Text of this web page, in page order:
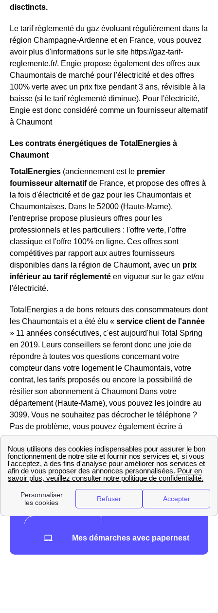
disctincts.
Le tarif réglementé du gaz évoluant régulièrement dans la
région Champagne-Ardenne et en France, vous pouvez
avoir plus d'informations sur le site https://gaz-tarif-
reglemente.fr/. Engie propose également des offres aux
Chaumontais de marché pour l'électricité et des offres
100% verte avec un prix fixe pendant 3 ans, révisible à la
baisse (si le tarif réglementé diminue). Pour l'électricité,
Engie est donc considéré comme un fournisseur alternatif
à Chaumont
Les contrats énergétiques de TotalEnergies à
Chaumont
TotalEnergies (anciennement est le premier
fournisseur alternatifde France, et propose des offres à
la fois d'électricité et de gaz pour les Chaumontais et
Chaumontaises. Dans le 52000 (Haute-Marne),
l'entreprise propose plusieurs offres pour les
professionnels et les particuliers : l'offre verte, l'offre
classique et l'offre 100% en ligne. Ces offres sont
compétitives par rapport aux autres fournisseurs
disponibles dans la région de Chaumont, avec un prix
inférieur au tarif réglementé en vigueur sur le gaz et/ou
l'électricité.
TotalEnergies a de bons retours des consommateurs dont
les Chaumontais et a été élu « service client de l'année
» 11 années consécutives, c'est aujourd'hui Total Spring
en 2019. Leurs conseillers se feront donc une joie de
répondre à toutes vos questions concernant votre
compteur dans votre logement le Chaumontais, votre
contrat, les tarifs proposés ou encore la possibilité de
résilier son abonnement à Chaumont Dans votre
département (Haute-Marne), vous pouvez les joindre au
3099. Vous ne souhaitez pas décrocher le téléphone ?
Pas de problème, vous pouvez également écrire à
TotalEnergies Chaumont depuis votre espace client en
ligne.
Mes démarches avec papernest